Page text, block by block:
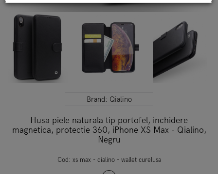
Brand: Qialino
Husa piele naturala tip portofel, inchidere
magnetica, protectie 360, iPhone XS Max - Qialino,
Negru
Cod: xs max - qialino - wallet curelusa